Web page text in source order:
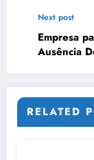
Next post
Empresa
Ausência
RELATED